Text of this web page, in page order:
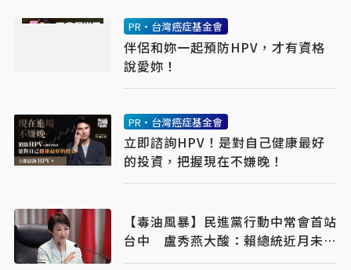
PR・台灣癌症基金會
伴侶和妳一起預防HPV，才有資格
說愛妳！
PR・台灣癌症基金會
立即諮詢HPV！是對自己健康最好
的投資，把握現在不嫌晚！
【毒油風暴】民進黨行動中常會首站
台中 盧秀燕大酸：賴總統近月未談
食安